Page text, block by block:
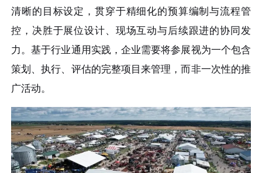
清晰的目标设定，贯穿于精细化的预算编制与流程管
控，决胜于展位设计、现场互动与后续跟进的协同发
力。基于行业通用实践，企业需要将参展视为一个包含
策划、执行、评估的完整项目来管理，而非一次性的推
广活动。